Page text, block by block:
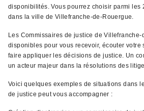
disponibilités. Vous pourrez choisir parmi les
dans la ville de Villefranche-de-Rouergue.
Les Commissaires de justice de
disponibles pour vous recevoir, écouter votre
faire appliquer les décisions de justice. Un
un acteur majeur dans la résolutions des
Voici quelques exemples de situations dans
de justice peut vous accompagner :